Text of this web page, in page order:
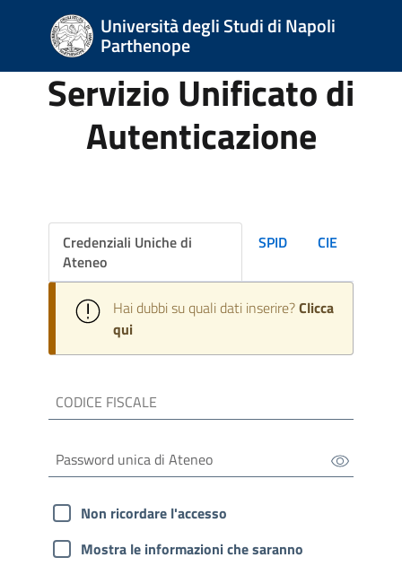
Università degli Studi di Napoli
Parthenope
Servizio Unificato di
Autenticazione
Credenziali Uniche di
Ateneo
SPID CIE
Hai dubbi su quali dati inserire?Clicca
qui
Non ricordare l'accesso
Mostra le informazioni che saranno